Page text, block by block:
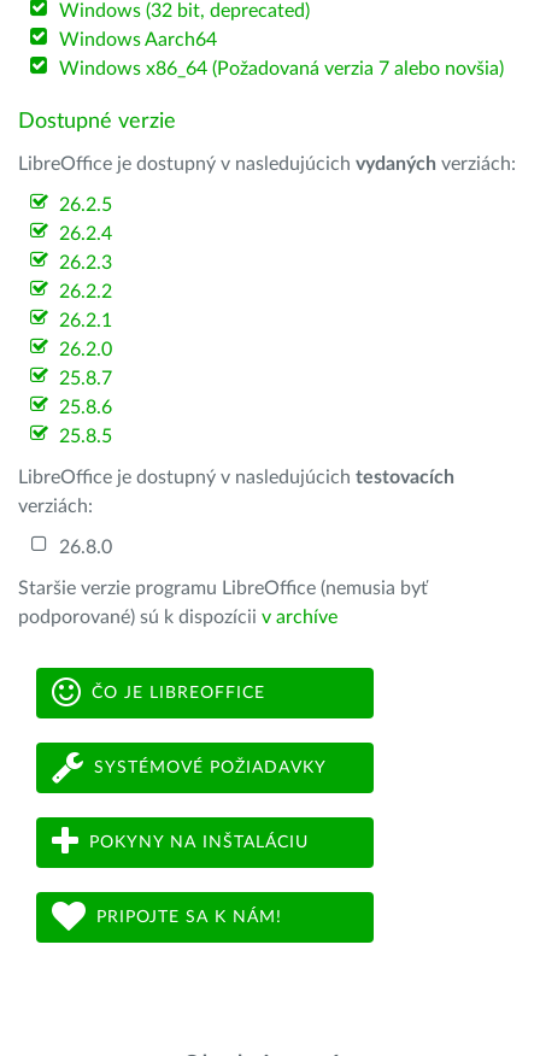
Windows (32 bit, deprecated)
Windows Aarch64
Windows x86_64 (Požadovaná verzia 7 alebo novšia)
Dostupné verzie
LibreOffice je dostupný v nasledujúcich vydaných verziách:
26.2.5
26.2.4
26.2.3
26.2.2
26.2.1
26.2.0
25.8.7
25.8.6
25.8.5
LibreOffice je dostupný v nasledujúcich testovacích
verziách:
26.8.0
Staršie verzie programu LibreOffice (nemusia byť
podporované) sú k dispozícii v archíve
ČO JE LIBREOFFICE
SYSTÉMOVÉ POŽIADAVKY
POKYNY NA INŠTALÁCIU
PRIPOJTE SA K NÁM!